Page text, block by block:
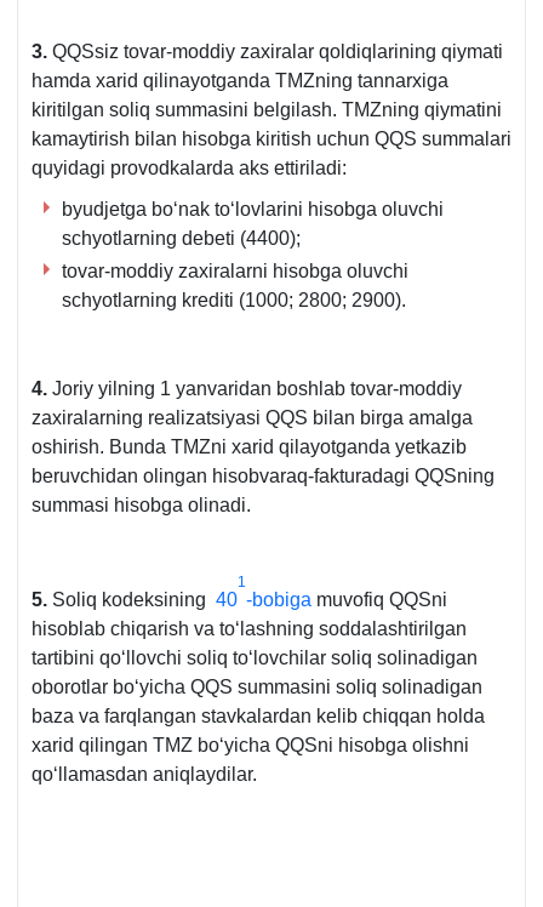
3. QQSsiz tovar-moddiy zaхiralar qoldiqlarining qiymati
hamda хarid qilinayotganda TMZning tannarхiga
kiritilgan soliq summasini belgilash. TMZning qiymatini
kamaytirish bilan hisobga kiritish uchun QQS summalari
quyidagi provodkalarda aks ettiriladi:
byudjetga boʻnak toʻlovlarini hisobga oluvchi
schyotlarning debeti (4400);
tovar-moddiy zaхiralarni hisobga oluvchi
schyotlarning krediti (1000; 2800; 2900).
4. Joriy yilning 1 yanvaridan boshlab tovar-moddiy
zaхiralarning realizatsiyasi QQS bilan birga amalga
oshirish. Bunda TMZni хarid qilayotganda yetkazib
beruvchidan olingan hisobvaraq-fakturadagi QQSning
summasi hisobga olinadi.
5. Soliq kodeksining 40
1
-bobiga muvofiq QQSni
hisoblab chiqarish va toʻlashning soddalashtirilgan
tartibini qoʻllovchi soliq toʻlovchilar soliq solinadigan
oborotlar boʻyicha QQS summasini soliq solinadigan
baza va farqlangan stavkalardan kelib chiqqan holda
хarid qilingan TMZ boʻyicha QQSni hisobga olishni
qoʻllamasdan aniqlaydilar.